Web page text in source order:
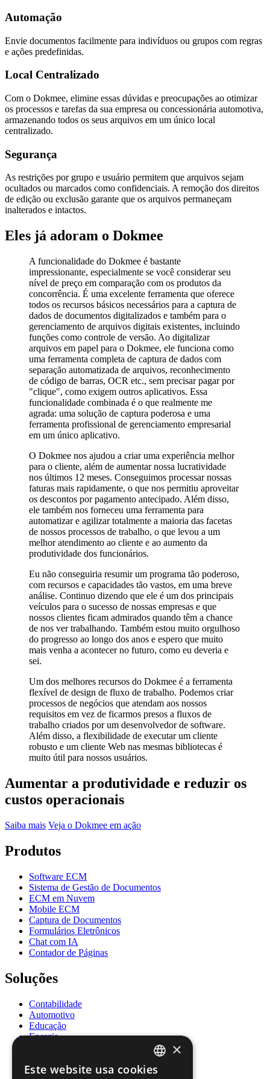
Automação
Envie documentos facilmente para indivíduos ou grupos com regras
e ações predefinidas.
Local Centralizado
Com o Dokmee, elimine essas dúvidas e preocupações ao otimizar
os processos e tarefas da sua empresa ou concessionária automotiva,
armazenando todos os seus arquivos em um único local
centralizado.
Segurança
As restrições por grupo e usuário permitem que arquivos sejam
ocultados ou marcados como confidenciais. A remoção dos direitos
de edição ou exclusão garante que os arquivos permaneçam
inalterados e intactos.
Eles já adoram o Dokmee
A funcionalidade do Dokmee é bastante
impressionante, especialmente se você considerar seu
nível de preço em comparação com os produtos da
concorrência. É uma excelente ferramenta que oferece
todos os recursos básicos necessários para a captura de
dados de documentos digitalizados e também para o
gerenciamento de arquivos digitais existentes, incluindo
funções como controle de versão. Ao digitalizar
arquivos em papel para o Dokmee, ele funciona como
uma ferramenta completa de captura de dados com
separação automatizada de arquivos, reconhecimento
de código de barras, OCR etc., sem precisar pagar por
"clique", como exigem outros aplicativos. Essa
funcionalidade combinada é o que realmente me
agrada: uma solução de captura poderosa e uma
ferramenta profissional de gerenciamento empresarial
em um único aplicativo.
O Dokmee nos ajudou a criar uma experiência melhor
para o cliente, além de aumentar nossa lucratividade
nos últimos 12 meses. Conseguimos processar nossas
faturas mais rapidamente, o que nos permitiu aproveitar
os descontos por pagamento antecipado. Além disso,
ele também nos forneceu uma ferramenta para
automatizar e agilizar totalmente a maioria das facetas
de nossos processos de trabalho, o que levou a um
melhor atendimento ao cliente e ao aumento da
produtividade dos funcionários.
Eu não conseguiria resumir um programa tão poderoso,
com recursos e capacidades tão vastos, em uma breve
análise. Continuo dizendo que ele é um dos principais
veículos para o sucesso de nossas empresas e que
nossos clientes ficam admirados quando têm a chance
de nos ver trabalhando. Também estou muito orgulhoso
do progresso ao longo dos anos e espero que muito
mais venha a acontecer no futuro, como eu deveria e
sei.
Um dos melhores recursos do Dokmee é a ferramenta
flexível de design de fluxo de trabalho. Podemos criar
processos de negócios que atendam aos nossos
requisitos em vez de ficarmos presos a fluxos de
trabalho criados por um desenvolvedor de software.
Além disso, a flexibilidade de executar um cliente
robusto e um cliente Web nas mesmas bibliotecas é
muito útil para nossos usuários.
Aumentar a produtividade e reduzir os
custos operacionais
Saiba mais Veja o Dokmee em ação
Produtos
Software ECM
Sistema de Gestão de Documentos
ECM em Nuvem
Mobile ECM
Captura de Documentos
Formulários Eletrônicos
Chat com IA
Contador de Páginas
Soluções
Contabilidade
Automotivo
Educação
Energia
Recursos Humanos
ENGLISH
×
Este website usa cookies